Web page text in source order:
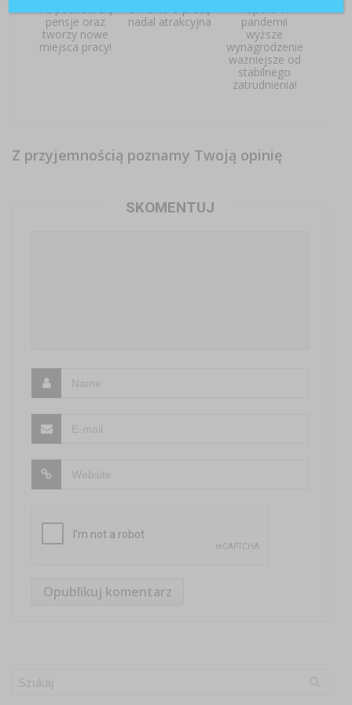
Tu podnosi się
pensje oraz
tworzy nowe
miejsca pracy!
Umowa o pracę
nadal atrakcyjna
Raport: W
pandemii
wyższe
wynagrodzenie
ważniejsze od
stabilnego
zatrudnienia!
Z przyjemnością poznamy Twoją opinię
SKOMENTUJ